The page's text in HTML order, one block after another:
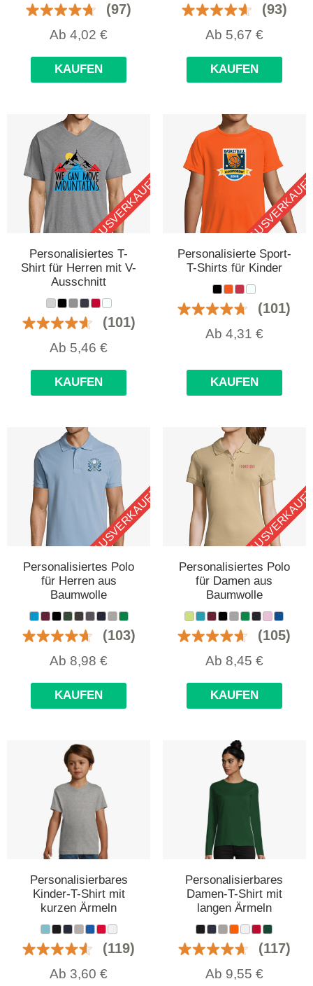
(97)
Ab4,02 €
KAUFEN
(93)
Ab 5,67 €
KAUFEN
AUSVERKAUFT
Personalisiertes T-
Shirt für Herren mit V-
Ausschnitt
(101)
Ab 5,46 €
KAUFEN
Personalisierte Sport-
T-Shirts für Kinder
(101)
Ab 4,31 €
KAUFEN
AUSVERKAUFT
Personalisiertes Polo
für Herren aus
Baumwolle
(103)
Ab 8,98 €
KAUFEN
Personalisiertes Polo
für Damen aus
Baumwolle
(105)
Ab 8,45 €
KAUFEN
Personalisierbares
Kinder-T-Shirt mit
kurzen Ärmeln
(119)
Ab 3,60 €
Personalisierbares
Damen-T-Shirt mit
langen Ärmeln
(117)
Ab 9,55 €